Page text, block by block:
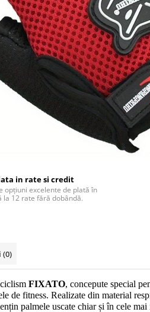
in rate si credit
opțiuni excelente de plată în
la 12 rate fără dobândă.
(0)
FIXATO, concepute special
de fitness. Realizate din material
palmele uscate chiar și în cele mai